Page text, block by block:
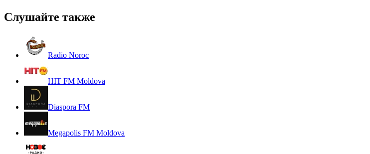
Слушайте также
Radio Noroc
HIT FM Moldova
Diaspora FM
Megapolis FM Moldova